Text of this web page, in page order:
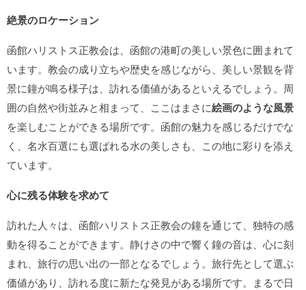
絶景のロケーション
函館ハリストス正教会は、函館の港町の美しい景色に囲まれて
います。教会の成り立ちや歴史を感じながら、美しい景観を背
景に鐘が鳴る様子は、訪れる価値があるといえるでしょう。周
囲の自然や街並みと相まって、ここはまさに絵画のような風景
を楽しむことができる場所です。函館の魅力を感じるだけでな
く、名水百選にも選ばれる水の美しさも、この地に彩りを添え
ています。
心に残る体験を求めて
訪れた人々は、函館ハリストス正教会の鐘を通じて、独特の感
動を得ることができます。静けさの中で響く鐘の音は、心に刻
まれ、旅行の思い出の一部となるでしょう。旅行先として選ぶ
価値があり、訪れる度に新たな発見がある場所です。まるで日